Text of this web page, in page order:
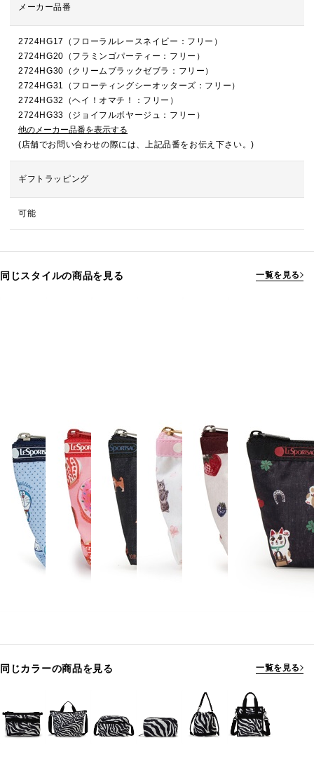
メーカー品番
2724HG17（フローラルレースネイビー：フリー）
2724HG20（フラミンゴパーティー：フリー）
2724HG30（クリームブラックゼブラ：フリー）
2724HG31（フローティングシーオッターズ：フリー）
2724HG32（ヘイ！オマチ！：フリー）
2724HG33（ジョイフルボヤージュ：フリー）
他のメーカー品番を表示する
(店舗でお問い合わせの際には、上記品番をお伝え下さい。)
ギフトラッピング
可能
同じスタイルの商品を見る 一覧を見る
同じカラーの商品を見る 一覧を見る